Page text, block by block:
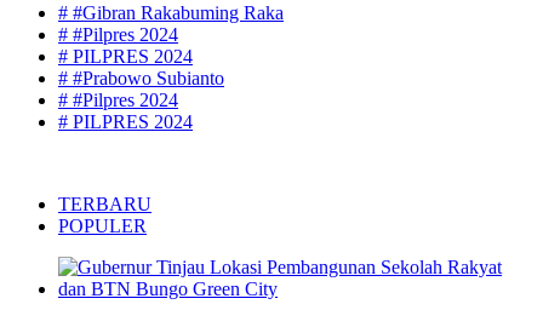
# #Gibran Rakabuming Raka
# #Pilpres 2024
# PILPRES 2024
# #Prabowo Subianto
# #Pilpres 2024
# PILPRES 2024
TERBARU
POPULER